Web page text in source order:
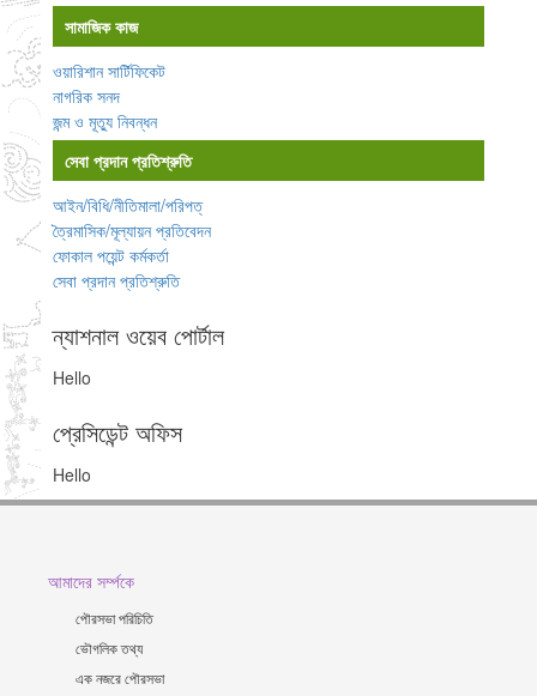
সামাজিক কাজ
ওয়ারিশান সার্টিফিকেট
নাগরিক সনদ
জন্ম ও মূত্যু নিবন্ধন
সেবা প্রদান প্রতিশ্রুতি
আইন/বিধি/নীতিমালা/পরিপত্
ত্রৈমাসিক/মূল্যায়ন প্রতিবেদন
ফোকাল পয়েন্ট কর্মকর্তা
সেবা প্রদান প্রতিশ্রুতি
ন্যাশনাল ওয়েব পোর্টাল
Hello
প্রেসিডেন্ট অফিস
Hello
আমাদের সর্ম্পকে
পৌরসভা পরিচিতি
ভৌগলিক তথ্য
এক নজরে পৌরসভা